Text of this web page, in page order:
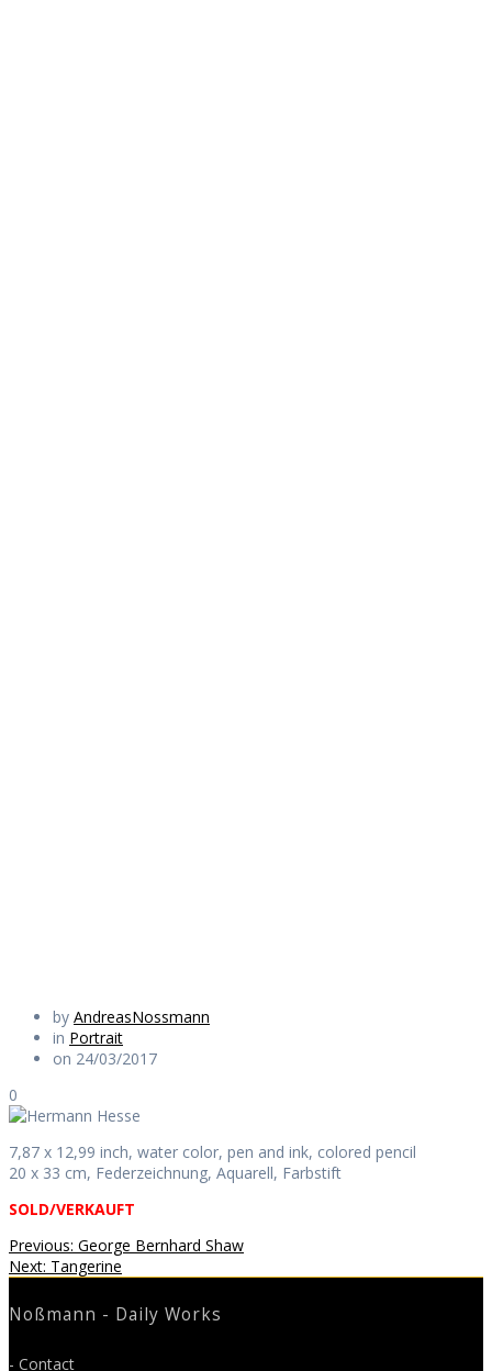
by AndreasNossmann
in Portrait
on 24/03/2017
0
7,87 x 12,99 inch, water color, pen and ink, colored pencil
20 x 33 cm, Federzeichnung, Aquarell, Farbstift
SOLD/VERKAUFT
Beitragsnavigation
Previous: Previous
post:
George Bernhard Shaw
Next: Next
Tangerine
Noßmann - Daily Works
- Contact